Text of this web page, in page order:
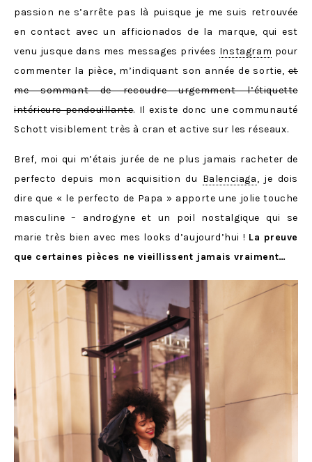
passion ne s’arrête pas là puisque je me suis retrouvée
en contact avec un afficionados de la marque, qui est
venu jusque dans mes messages privées Instagram pour
commenter la pièce, m’indiquant son année de sortie,et
me sommant de recoudre urgemment l’étiquette
intérieure pendouillante. Il existe donc une communauté
Schott visiblement très à cran et active sur les réseaux.
Bref, moi qui m’étais jurée de ne plus jamais racheter de
perfecto depuis mon acquisition du Balenciaga, je dois
dire que « le perfecto de Papa » apporte une jolie touche
masculine – androgyne et un poil nostalgique qui se
marie très bien avec mes looks d’aujourd’hui ! La preuve
que certaines pièces ne vieillissent jamais vraiment…